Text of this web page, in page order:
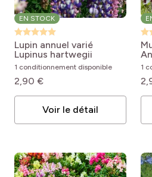
EN STOCK
Lupin annuel varié
Lupinus hartwegii
1 conditionnement disponible
2,90 €
Voir le détail
1